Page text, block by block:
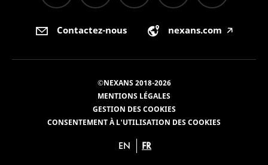
Contactez-nous nexans.com 🡥
©NEXANS 2018-2026
MENTIONS LÉGALES
GESTION DES COOKIES
CONSENTEMENT À L'UTILISATION DES COOKIES
EN FR